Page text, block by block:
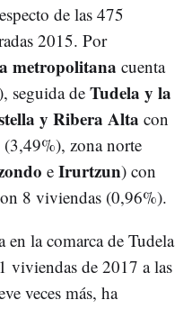
de las 475
2015. Por
metropolitana cuenta
seguida de Tudela y la
y Ribera Alta con
zona norte
e Irurtzun) con
8 viviendas (0,96%).
la comarca de Tudela
viviendas de 2017 a las
veces más, ha